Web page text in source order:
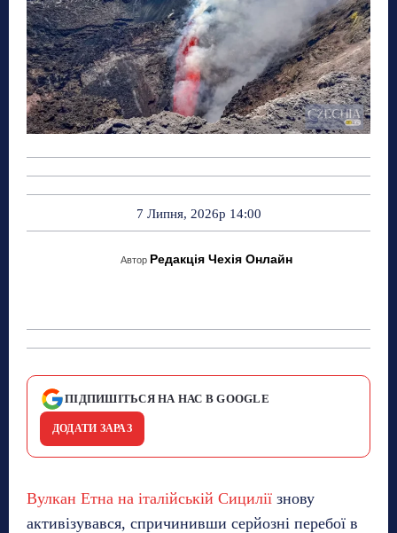
7 Липня, 2026р 14:00
Автор Редакція Чехія Онлайн
ПІДПИШІТЬСЯ НА НАС В GOOGLE
ДОДАТИ ЗАРАЗ
Вулкан Етна на італійській Сицилії знову
активізувався, спричинивши серйозні перебої в